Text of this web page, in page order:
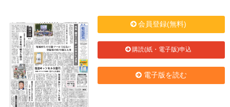
会員登録(無料)
購読(紙・電子版)申込
電子版を読む